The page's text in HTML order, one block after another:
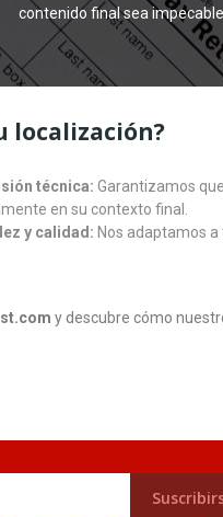
contenido final sea
localización?
técnica: Garantizamos
en su contexto final.
y calidad: Nos adaptamos
y descubre cómo